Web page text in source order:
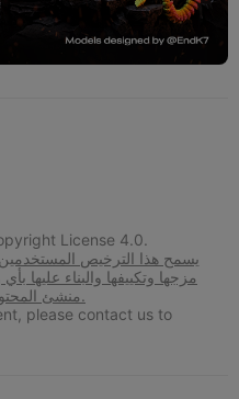
License 4.0.
مزجها وتكييفها والبناء عليها
منشئ المحتوى. يسمح الترخيص بالاستخدام التجاري.
please contact us to